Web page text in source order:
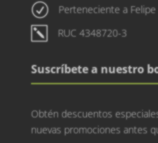
R Perteneciente a Felipe
k RUC 4348720-3
Suscríbete a nuestro
Obtén descuentos
nuevas promociones antes